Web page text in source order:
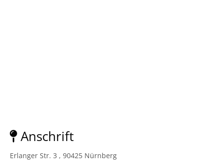
Anschrift
Erlanger Str. 3 , 90425 Nürnberg